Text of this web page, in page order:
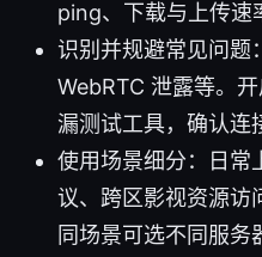
ping、下载与上传速
识别并规避常见问题
WebRTC 泄露等。
漏测试工具，确认连
使用场景细分：日常
议、跨区影视资源访
同场景可选不同服务